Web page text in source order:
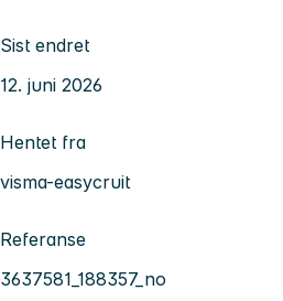
Sist endret
12. juni 2026
Hentet fra
visma-easycruit
Referanse
3637581_188357_no